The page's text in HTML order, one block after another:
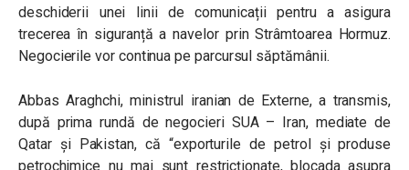
deschiderii unei linii de comunicații pentru a asigura
trecerea în siguranță a navelor prin Strâmtoarea Hormuz.
Negocierile vor continua pe parcursul săptămânii.
Abbas Araghchi, ministrul iranian de Externe, a transmis,
după prima rundă de negocieri SUA – Iran, mediate de
Qatar și Pakistan, că “exporturile de petrol și produse
petrochimice nu mai sunt restricționate, blocada asupra